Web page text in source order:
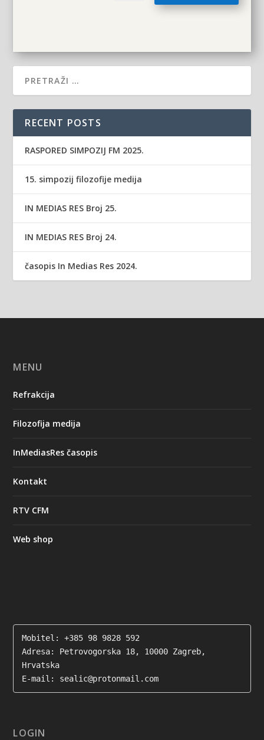
RECENT POSTS
RASPORED SIMPOZIJ FM 2025.
15. simpozij filozofije medija
IN MEDIAS RES Broj 25.
IN MEDIAS RES Broj 24.
časopis In Medias Res 2024.
MENU
Refrakcija
Filozofija medija
InMediasRes časopis
Kontakt
RTV CFM
Web shop
Mobitel: +385 98 9828 592
Adresa: Petrovogorska 18, 10000 Zagreb,
Hrvatska
E-mail: sealic@protonmail.com
LOGIN